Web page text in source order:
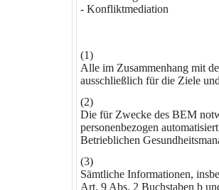
- Konfliktmediation
(1)
Alle im Zusammenhang mit
ausschließlich für die Ziele
(2)
Die für Zwecke des BEM
personenbezogen
Betrieblichen
(3)
Sämtliche Informationen,
Art. 9 Abs. 2 Buchstaben b